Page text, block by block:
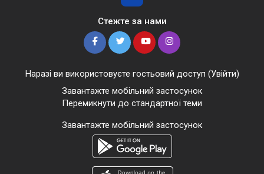
Стежте за нами
Наразі ви використовуєте гостьовий доступ (Увійти)
Завантажте мобільний застосунок
Перемикнути до стандартної теми
Завантажте мобільний застосунок